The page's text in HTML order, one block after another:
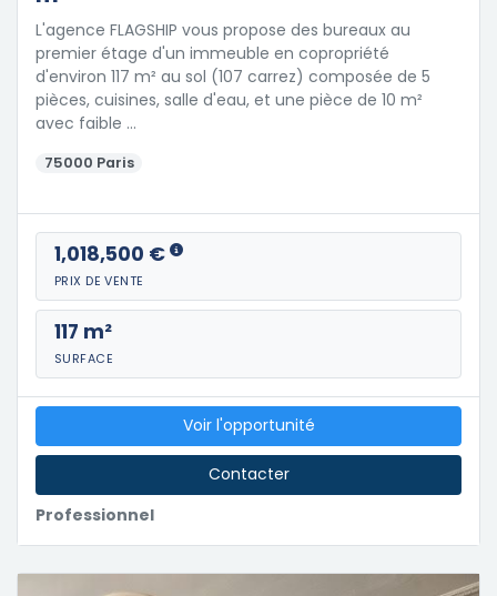
L'agence FLAGSHIP vous propose des bureaux au
premier étage d'un immeuble en copropriété
d'environ 117 m² au sol (107 carrez) composée de 5
pièces, cuisines, salle d'eau, et une pièce de 10 m²
avec faible …
75000 Paris
1,018,500 €
PRIX DE VENTE
117 m²
SURFACE
Professionnel
Voir l'opportunité
Contacter